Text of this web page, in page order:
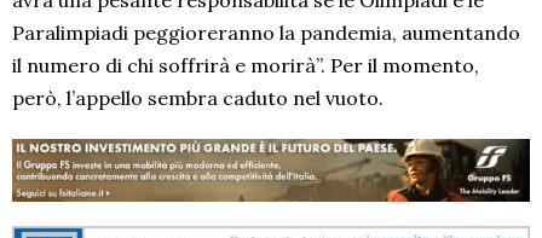
Paralimpiadi peggioreranno la pandemia, aumentando
il numero di chi soffrirà e morirà”. Per il momento,
però, l’appello sembra caduto nel vuoto.